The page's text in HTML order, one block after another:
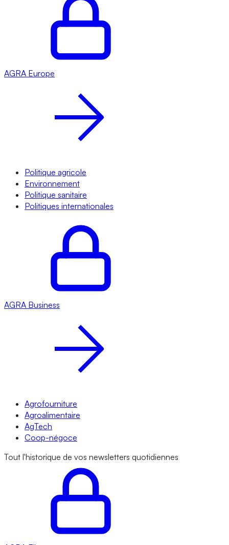
AGRA Europe
Politique agricole
Environnement
Politique sanitaire
Politiques internationales
AGRA Business
Agrofourniture
Agroalimentaire
AgTech
Coop-négoce
Tout l'historique de vos newsletters quotidiennes